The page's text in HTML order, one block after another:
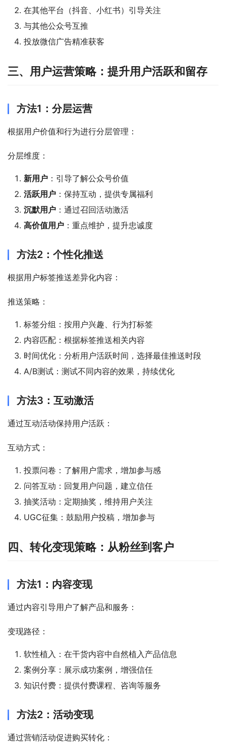
在其他平台（抖音、小红书）引导关注
与其他公众号互推
投放微信广告精准获客
三、用户运营策略：提升用户活跃和留存
方法1：分层运营
根据用户价值和行为进行分层管理：
分层维度：
新用户 ：引导了解公众号价值
活跃用户 ：保持互动，提供专属福利
沉默用户 ：通过召回活动激活
高价值用户 ：重点维护，提升忠诚度
方法2：个性化推送
根据用户标签推送差异化内容：
推送策略：
标签分组：按用户兴趣、行为打标签
内容匹配：根据标签推送相关内容
时间优化：分析用户活跃时间，选择最佳推送时段
A/B测试：测试不同内容的效果，持续优化
方法3：互动激活
通过互动活动保持用户活跃：
互动方式：
投票问卷：了解用户需求，增加参与感
问答互动：回复用户问题，建立信任
抽奖活动：定期抽奖，维持用户关注
UGC征集：鼓励用户投稿，增加参与
四、转化变现策略：从粉丝到客户
方法1：内容变现
通过内容引导用户了解产品和服务：
变现路径：
软性植入：在干货内容中自然植入产品信息
案例分享：展示成功案例，增强信任
知识付费：提供付费课程、咨询等服务
方法2：活动变现
通过营销活动促进购买转化：